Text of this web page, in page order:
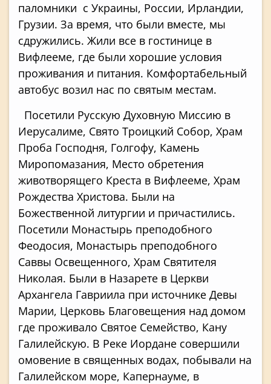
паломники с Украины, России, Ирландии,
Грузии. За время, что были вместе, мы
сдружились. Жили все в гостинице в
Вифлееме, где были хорошие условия
проживания и питания. Комфортабельный
автобус возил нас по святым местам.
Посетили Русскую Духовную Миссию в
Иерусалиме, Свято Троицкий Собор, Храм
Проба Господня, Голгофу, Камень
Миропомазания, Место обретения
животворящего Креста в Вифлееме, Храм
Рождества Христова. Были на
Божественной литургии и причастились.
Посетили Монастырь преподобного
Феодосия, Монастырь преподобного
Саввы Освещенного, Храм Святителя
Николая. Были в Назарете в Церкви
Архангела Гавриила при источнике Девы
Марии, Церковь Благовещения над домом
где проживало Святое Семейство, Кану
Галилейскую. В Реке Иордане совершили
омовение в священных водах, побывали на
Галилейском море, Капернауме, в